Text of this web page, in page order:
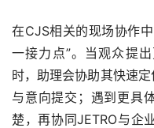
在CJS相关的现场协作
一接力点”。当观众提
时，助理会协助其快速
与意向提交；遇到更具
楚，再协同JETRO与企